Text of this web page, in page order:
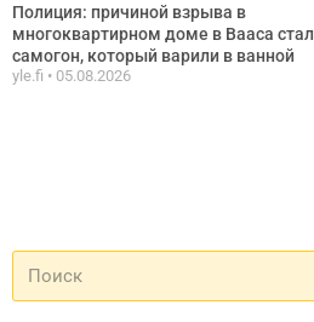
Полиция: причиной взрыва в
многоквартирном доме в Вааса стал
самогон, который варили в ванной
yle.fi 05.08.2026